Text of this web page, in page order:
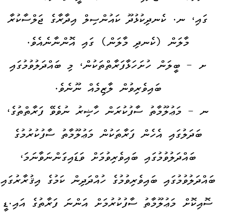
ގައި، ނ. ކެނދިކުޅުދޫ ކައުންސިލް އިދާރާގެ ޖަލްސާކުރާ
މާލަން (ކެނދި މާލަން) ގައި އޮންނާނެއެވެ.
ށ - ބީލަން ހުށަހަޅާފަރާތްތަކުން، މި ބައްދަލުވުމުގައި
ބައިވެރިވުން ލާޒިމެއް ނޫނެވެ.
ނ - މަޢުލޫމާތު ސާފުކުރަން ހާޟިރު ނުވެވޭ ފަރާތްތުގެ،
ބަދަލުގައި އެހެން ފަރާތަކުން މަޢުލޫމާތު ސާފުކުރުމުގެ
ބައްދަލުވުމުގައި ބައިވެރިވުމަށް ވަޑައިގަންނަވާނަމަ،
ބައްދަލުވުމުގައި ބައިވެރިވުމުގެ ހުއްދަދިން ކަމުގެ އިޤުރާރުގައި
ސޮއިކޮށް މަޢުލޫމާތު ސާފުކުރުމަށް އަންނަ ފަރާތުގެ އައި.ޑީ